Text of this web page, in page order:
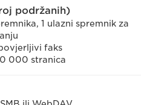
podržanih)
1 ulazni spremnik za
faks
000 stranica